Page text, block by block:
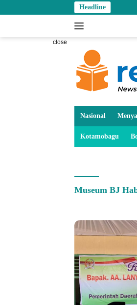
to
Headline
close
Nasional
Kotamobagu
Museum BJ